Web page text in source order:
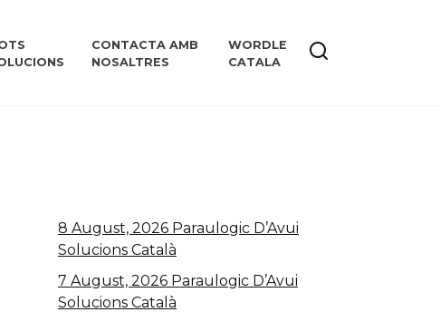
CONTACTA AMB
NOSALTRES
WORDLE
CATALA
8 August, 2026 Paraulogic D’Avui
Solucions Català
7 August, 2026 Paraulogic D’Avui
Solucions Català